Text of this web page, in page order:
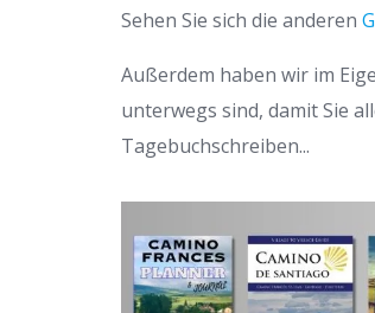
Sehen Sie sich die anderen
Außerdem haben wir im
unterwegs sind, damit Sie
Tagebuchschreiben...